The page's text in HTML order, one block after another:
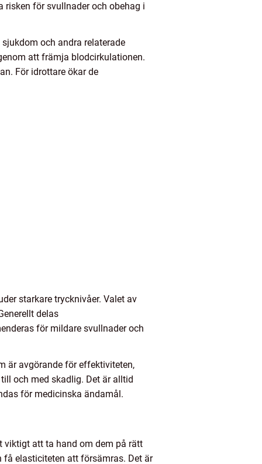
för svullnader och obehag i
och andra relaterade
att främja blodcirkulationen.
För idrottare ökar de
starkare trycknivåer. Valet av
delas
för mildare svullnader och
är avgörande för effektiviteten,
och med skadlig. Det är alltid
för medicinska ändamål.
viktigt att ta hand om dem på rätt
elasticiteten att försämras. Det är